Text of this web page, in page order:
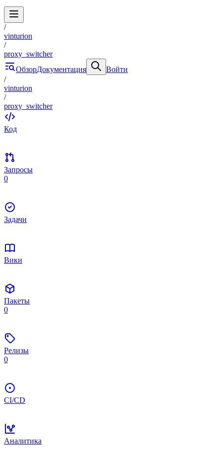
/
vinturion
/
proxy_switcher
ОбзорДокументация
Войти
/
vinturion
/
proxy_switcher
Код
Запросы
0
Задачи
Вики
Пакеты
0
Релизы
0
CI/CD
Аналитика